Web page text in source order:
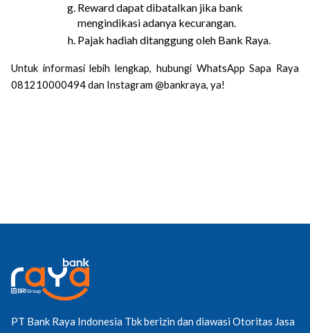
Reward dapat dibatalkan jika bank
mengindikasi adanya kecurangan.
Pajak hadiah ditanggung oleh Bank Raya.
Untuk informasi lebih lengkap, hubungi WhatsApp Sapa Raya
081210000494 dan Instagram @bankraya, ya!
PT Bank Raya Indonesia Tbk berizin dan diawasi Otoritas Jasa